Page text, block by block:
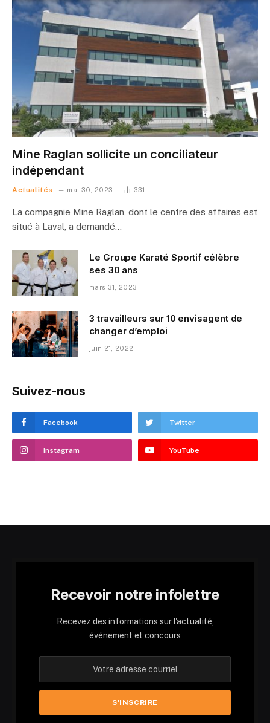
Mine Raglan sollicite un conciliateur
indépendant
Actualités mai 30, 2023 331
La compagnie Mine Raglan, dont le centre des affaires est
situé à Laval, a demandé…
Le Groupe Karaté Sportif célèbre
ses 30 ans
mars 31, 2023
3 travailleurs sur 10 envisagent de
changer d’emploi
juin 21, 2022
Suivez-nous
Facebook Twitter
Instagram YouTube
Recevoir notre infolettre
Recevez des informations sur l'actualité,
événement et concours